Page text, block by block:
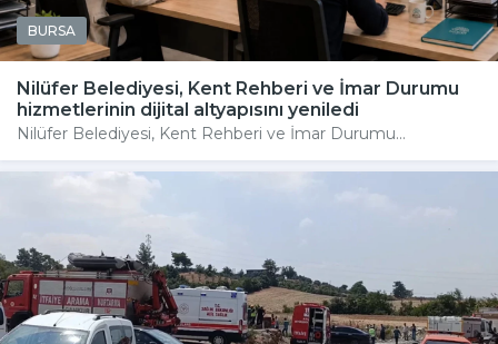
BURSA
Nilüfer Belediyesi, Kent Rehberi ve İmar Durumu
hizmetlerinin dijital altyapısını yeniledi
Nilüfer Belediyesi, Kent Rehberi ve İmar Durumu...